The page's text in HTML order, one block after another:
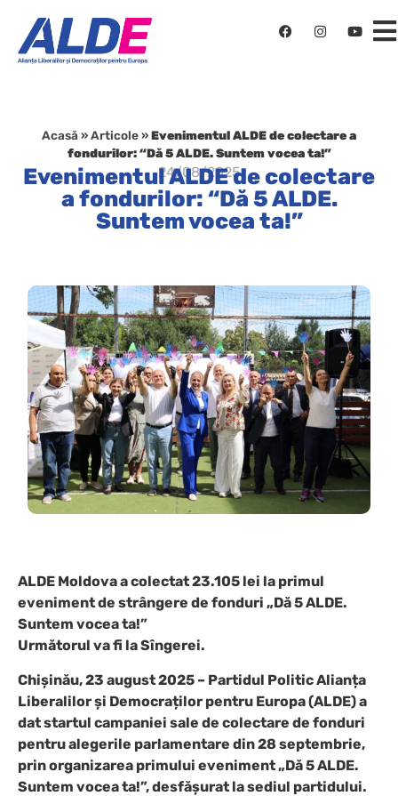
Acasă »Articole»Evenimentul ALDE de colectare a
fondurilor: “Dă 5 ALDE. Suntem vocea ta!”
24/08/2025
Evenimentul ALDE de colectare
a fondurilor: “Dă 5 ALDE.
Suntem vocea ta!”
ALDE Moldova a colectat 23.105 lei la primul
eveniment de strângere de fonduri „Dă 5 ALDE.
Suntem vocea ta!”
Următorul va fi la Sîngerei.
Chișinău, 23 august 2025 – Partidul Politic Alianța
Liberalilor și Democraților pentru Europa (ALDE) a
dat startul campaniei sale de colectare de fonduri
pentru alegerile parlamentare din 28 septembrie,
prin organizarea primului eveniment „Dă 5 ALDE.
Suntem vocea ta!”, desfășurat la sediul partidului.